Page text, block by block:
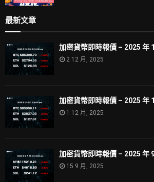
最新文章
加密貨幣即時報價 – 2025 年
2 12 月, 2025
加密貨幣即時報價 – 2025 年
1 12 月, 2025
加密貨幣即時報價 – 2025 年
15 9 月, 2025